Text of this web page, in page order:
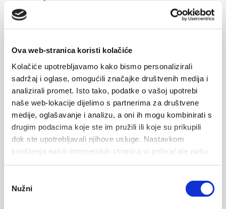
Ova web-stranica koristi kolačiće
Kolačiće upotrebljavamo kako bismo personalizirali
sadržaj i oglase, omogućili značajke društvenih medija i
analizirali promet. Isto tako, podatke o vašoj upotrebi
naše web-lokacije dijelimo s partnerima za društvene
medije, oglašavanje i analizu, a oni ih mogu kombinirati s
drugim podacima koje ste im pružili ili koje su prikupili
dok ste upotrebljavali njihove usluge. Nastavkom
korištenja naših internetskih stranica vi prihvaćate našu
pristanka
Nužni
Pharmacy
+385 (0)21 620 077
Post office
Obala Sv. Nikole 79
+385 (0)21 406 881